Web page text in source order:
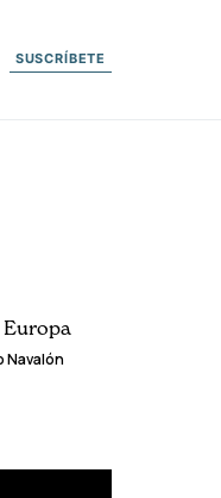
SUSCRÍBETE
Europa
Navalón